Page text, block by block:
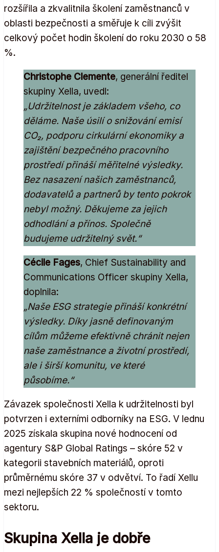
rozšířila a zkvalitnila školení zaměstnanců v
oblasti bezpečnosti a směřuje k cíli zvýšit
celkový počet hodin školení do roku 2030 o 58
%.
Christophe Clemente, generální ředitel
skupiny Xella, uvedl:
„Udržitelnost je základem všeho, co
děláme. Naše úsilí o snižování emisí
CO₂, podporu cirkulární ekonomiky a
zajištění bezpečného pracovního
prostředí přináší měřitelné výsledky.
Bez nasazení našich zaměstnanců,
dodavatelů a partnerů by tento pokrok
nebyl možný. Děkujeme za jejich
odhodlání a přínos. Společně
budujeme udržitelný svět.“
Cécile Fages, Chief Sustainability and
Communications Officer skupiny Xella,
doplnila:
„Naše ESG strategie přináší konkrétní
výsledky. Díky jasně definovaným
cílům můžeme efektivně chránit nejen
naše zaměstnance a životní prostředí,
ale i širší komunitu, ve které
působíme.“
Závazek společnosti Xella k udržitelnosti byl
potvrzen i externími odborníky na ESG. V lednu
2025 získala skupina nové hodnocení od
agentury S&P Global Ratings – skóre 52 v
kategorii stavebních materiálů, oproti
průměrnému skóre 37 v odvětví. To řadí Xellu
mezi nejlepších 22 % společností v tomto
sektoru.
Skupina Xella je dobře